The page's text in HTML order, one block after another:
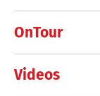
OnTour
Videos